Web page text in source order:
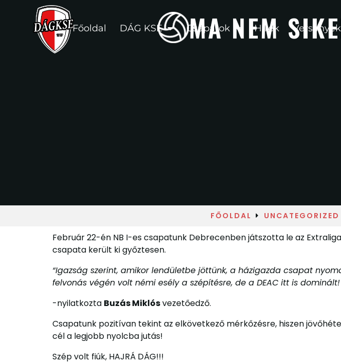
Főoldal DÁG KSE Csapatok Hírek Versenyek
MA NEM
FŐOLDAL UNCATEGORIZED
Február 22-én NB I-es csapatunk Debrecenben játszotta le az
csapata került ki győztesen.
“Igazság szerint, amikor lendületbe jöttünk, a házigazda csapat
felvonás végén volt némi esély a szépítésre, de a DEAC itt is
-nyilatkozta Buzás Miklósvezetőedző.
Csapatunk pozitívan tekint az elkövetkező mérkőzésre, hiszen
cél a legjobb nyolcba jutás!
Szép volt fiúk, HAJRÁ DÁG!!!